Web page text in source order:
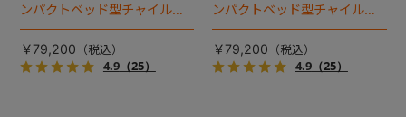
ンパクトベッド型チャイルド
シート（2025年モデル）。
￥79,200
4.9（25）
ンパクトベッド型チャイルド
シート（2025年モデル）。
￥79,200
4.9（25）